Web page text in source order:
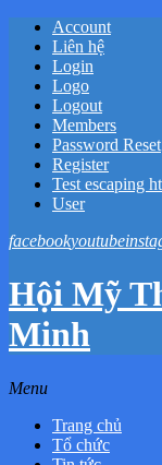
Account
Liên hệ
Login
Logo
Logout
Members
Password Reset
Register
Test escaping
User
facebookyoutube
Hội Mỹ
Minh
Menu
Trang chủ
Tổ chức